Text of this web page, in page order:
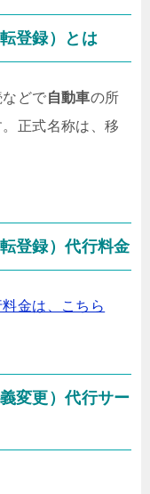
登録）とは
どで自動車の所
正式名称は、移
登録）代行料金
金は、こちら
変更）代行サー